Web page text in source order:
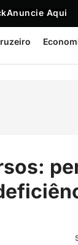
Anuncie Aqui